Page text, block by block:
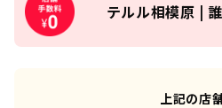
テルル相模原 |
上記の店